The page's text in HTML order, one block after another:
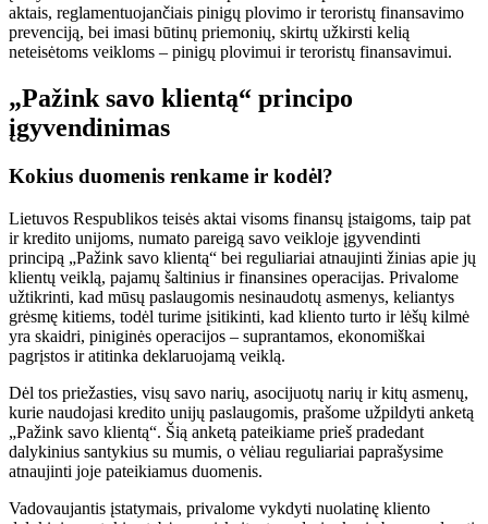
aktais, reglamentuojančiais pinigų plovimo ir teroristų finansavimo
prevenciją, bei imasi būtinų priemonių, skirtų užkirsti kelią
neteisėtoms veikloms – pinigų plovimui ir teroristų finansavimui.
„Pažink savo klientą“ principo
įgyvendinimas
Kokius duomenis renkame ir kodėl?
Lietuvos Respublikos teisės aktai visoms finansų įstaigoms, taip pat
ir kredito unijoms, numato pareigą savo veikloje įgyvendinti
principą „Pažink savo klientą“ bei reguliariai atnaujinti žinias apie jų
klientų veiklą, pajamų šaltinius ir finansines operacijas. Privalome
užtikrinti, kad mūsų paslaugomis nesinaudotų asmenys, keliantys
grėsmę kitiems, todėl turime įsitikinti, kad kliento turto ir lėšų kilmė
yra skaidri, piniginės operacijos – suprantamos, ekonomiškai
pagrįstos ir atitinka deklaruojamą veiklą.
Dėl tos priežasties, visų savo narių, asocijuotų narių ir kitų asmenų,
kurie naudojasi kredito unijų paslaugomis, prašome užpildyti anketą
„Pažink savo klientą“. Šią anketą pateikiame prieš pradedant
dalykinius santykius su mumis, o vėliau reguliariai paprašysime
atnaujinti joje pateikiamus duomenis.
Vadovaujantis įstatymais, privalome vykdyti nuolatinę kliento